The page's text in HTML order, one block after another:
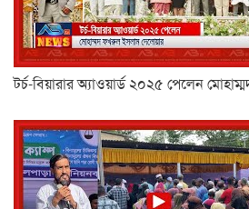
টর্চ-বিয়ারার অ্যাওয়ার্ড ২০২৫ পেলেন